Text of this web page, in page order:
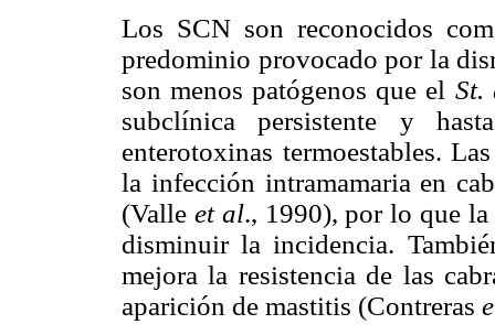
Los SCN son reconocidos
predominio provocado por la
son menos patógenos que el St.
subclínica persistente y
enterotoxinas termoestables.
la infección intramamaria en
(Valle et al., 1990), por lo que
disminuir la incidencia.
mejora la resistencia de las
aparición de mastitis (Contreras